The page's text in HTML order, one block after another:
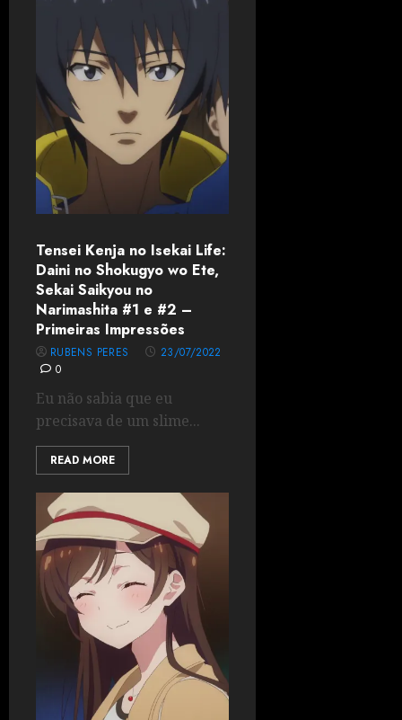
Tensei Kenja no Isekai Life:
Daini no Shokugyo wo Ete,
Sekai Saikyou no
Narimashita #1 e #2 –
Primeiras Impressões
RUBENS PERES
23/07/2022
0
Eu não sabia que eu
precisava de um slime...
READ MORE